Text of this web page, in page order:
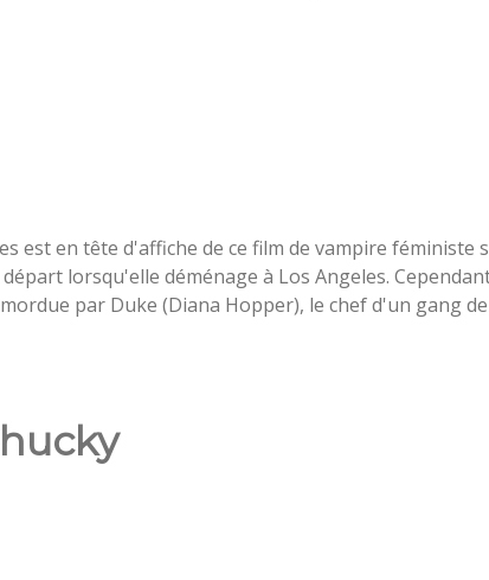
est en tête d'affiche de ce film de vampire féministe
lorsqu'elle déménage à Los Angeles.
par Duke (Diana Hopper), le chef d'un gang